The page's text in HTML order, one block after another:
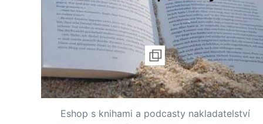
Eshop s knihami a podcasty nakladatelství